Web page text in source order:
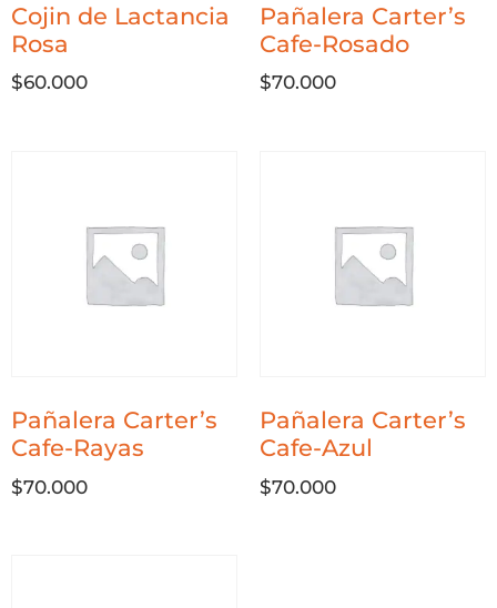
Cojin de Lactancia
Rosa
$60.000
Pañalera Carter’s
Cafe-Rosado
$70.000
Pañalera Carter’s
Cafe-Rayas
$70.000
Pañalera Carter’s
Cafe-Azul
$70.000